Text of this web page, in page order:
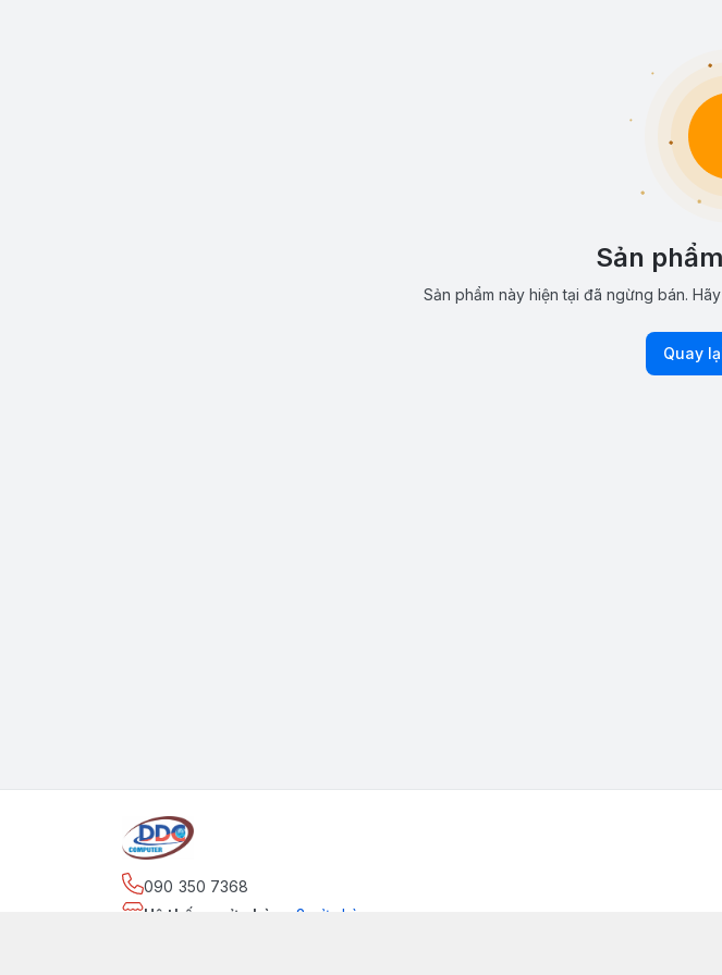
Sản
Sản phẩm này hiện tại đã ngừng bán.
Quay
090 350 7368
Hệ thống cửa hàng
:2
cửa hàng